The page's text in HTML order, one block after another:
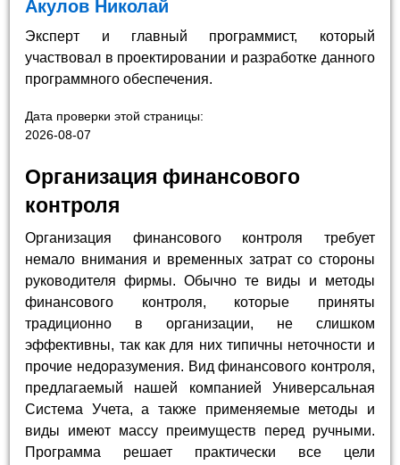
Акулов Николай
Эксперт и главный программист, который
участвовал в проектировании и разработке данного
программного обеспечения.
Дата проверки этой страницы:
2026-08-07
Организация финансового
контроля
Организация финансового контроля требует
немало внимания и временных затрат со стороны
руководителя фирмы. Обычно те виды и методы
финансового контроля, которые приняты
традиционно в организации, не слишком
эффективны, так как для них типичны неточности и
прочие недоразумения. Вид финансового контроля,
предлагаемый нашей компанией Универсальная
Система Учета, а также применяемые методы и
виды имеют массу преимуществ перед ручными.
Программа решает практически все цели